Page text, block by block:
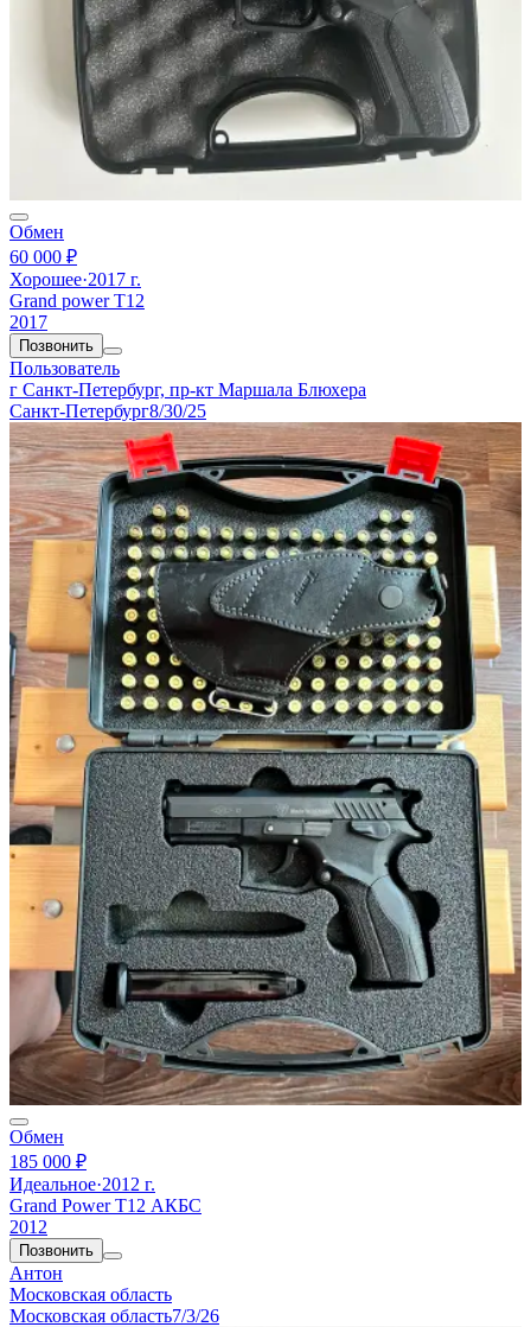
Обмен
60 000 ₽
Хорошее·2017 г.
Grand power T12
2017
Позвонить
Пользователь
г Санкт-Петербург, пр-кт Маршала Блюхера
Санкт-Петербург8/30/25
Обмен
185 000 ₽
Идеальное·2012 г.
Grand Power T12 АКБС
2012
Позвонить
Антон
Московская область
Московская область7/3/26